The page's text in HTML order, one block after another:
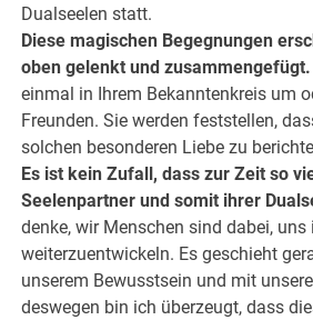
Dualseelen statt.
Diese magischen Begegnungen
oben gelenkt und zusammengefügt.
einmal in Ihrem Bekanntenkreis um
Freunden. Sie werden feststellen,
solchen besonderen Liebe zu
Es ist kein Zufall, dass zur Zeit so
Seelenpartner und somit ihrer
denke, wir Menschen sind dabei,
weiterzuentwickeln. Es geschieht
unserem Bewusstsein und mit
deswegen bin ich überzeugt, dass